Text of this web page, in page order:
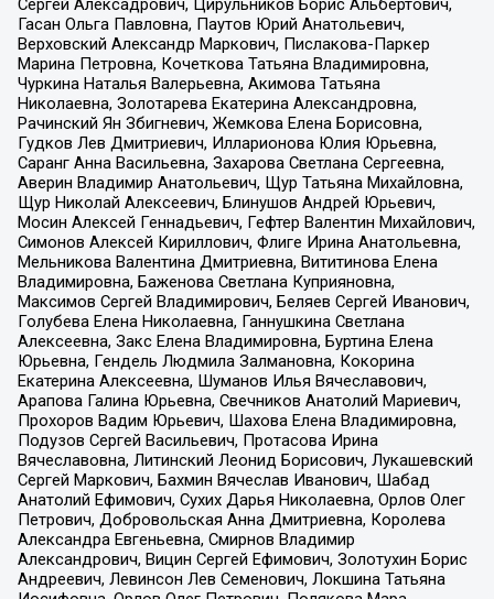
Сергей Алексадрович, Цирульников Борис Альбертович,
Гасан Ольга Павловна, Паутов Юрий Анатольевич,
Верховский Александр Маркович, Пислакова-Паркер
Марина Петровна, Кочеткова Татьяна Владимировна,
Чуркина Наталья Валерьевна, Акимова Татьяна
Николаевна, Золотарева Екатерина Александровна,
Рачинский Ян Збигневич, Жемкова Елена Борисовна,
Гудков Лев Дмитриевич, Илларионова Юлия Юрьевна,
Саранг Анна Васильевна, Захарова Светлана Сергеевна,
Аверин Владимир Анатольевич, Щур Татьяна Михайловна,
Щур Николай Алексеевич, Блинушов Андрей Юрьевич,
Мосин Алексей Геннадьевич, Гефтер Валентин Михайлович,
Симонов Алексей Кириллович, Флиге Ирина Анатольевна,
Мельникова Валентина Дмитриевна, Вититинова Елена
Владимировна, Баженова Светлана Куприяновна,
Максимов Сергей Владимирович, Беляев Сергей Иванович,
Голубева Елена Николаевна, Ганнушкина Светлана
Алексеевна, Закс Елена Владимировна, Буртина Елена
Юрьевна, Гендель Людмила Залмановна, Кокорина
Екатерина Алексеевна, Шуманов Илья Вячеславович,
Арапова Галина Юрьевна, Свечников Анатолий Мариевич,
Прохоров Вадим Юрьевич, Шахова Елена Владимировна,
Подузов Сергей Васильевич, Протасова Ирина
Вячеславовна, Литинский Леонид Борисович, Лукашевский
Сергей Маркович, Бахмин Вячеслав Иванович, Шабад
Анатолий Ефимович, Сухих Дарья Николаевна, Орлов Олег
Петрович, Добровольская Анна Дмитриевна, Королева
Александра Евгеньевна, Смирнов Владимир
Александрович, Вицин Сергей Ефимович, Золотухин Борис
Андреевич, Левинсон Лев Семенович, Локшина Татьяна